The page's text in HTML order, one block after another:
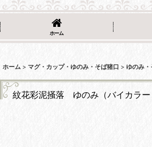
ホーム
ホーム > マグ・カップ・ゆのみ・そば猪口 > ゆのみ・
紋花彩泥掻落 ゆのみ（バイカラ